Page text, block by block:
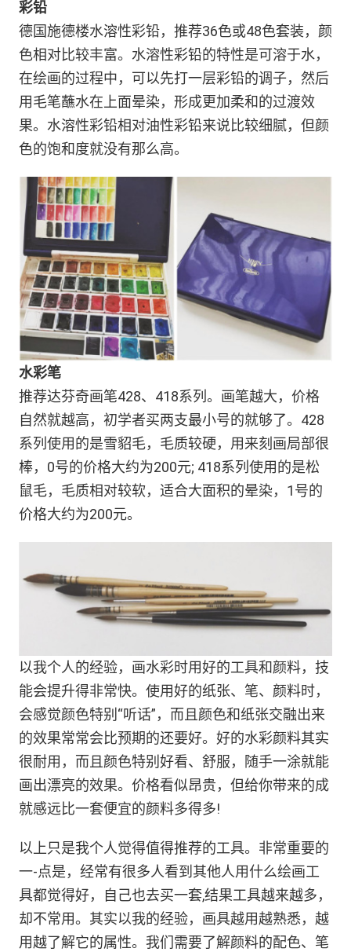
彩铅
德国施德楼水溶性彩铅，推荐36色或48色套装，颜
色相对比较丰富。水溶性彩铅的特性是可溶于水，
在绘画的过程中，可以先打一层彩铅的调子，然后
用毛笔蘸水在上面晕染，形成更加柔和的过渡效
果。水溶性彩铅相对油性彩铅来说比较细腻，但颜
色的饱和度就没有那么高。
水彩笔
推荐达芬奇画笔428、418系列。画笔越大，价格
自然就越高，初学者买两支最小号的就够了。428
系列使用的是雪貂毛，毛质较硬，用来刻画局部很
棒，0号的价格大约为200元; 418系列使用的是松
鼠毛，毛质相对较软，适合大面积的晕染，1号的
价格大约为200元。
以我个人的经验，画水彩时用好的工具和颜料，技
能会提升得非常快。使用好的纸张、笔、颜料时，
会感觉颜色特别“听话”，而且颜色和纸张交融出来
的效果常常会比预期的还要好。好的水彩颜料其实
很耐用，而且颜色特别好看、舒服，随手一涂就能
画出漂亮的效果。价格看似昂贵，但给你带来的成
就感远比一套便宜的颜料多得多!
以上只是我个人觉得值得推荐的工具。非常重要的
一-点是，经常有很多人看到其他人用什么绘画工
具都觉得好，自己也去买一套,结果工具越来越多，
却不常用。其实以我的经验，画具越用越熟悉，越
用越了解它的属性。我们需要了解颜料的配色、笔